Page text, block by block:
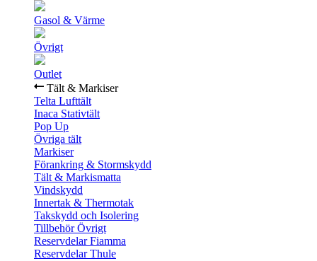
Gasol & Värme
Övrigt
Outlet
Tält & Markiser
Telta Lufttält
Inaca Stativtält
Pop Up
Övriga tält
Markiser
Förankring & Stormskydd
Tält & Markismatta
Vindskydd
Innertak & Thermotak
Takskydd och Isolering
Tillbehör Övrigt
Reservdelar Fiamma
Reservdelar Thule